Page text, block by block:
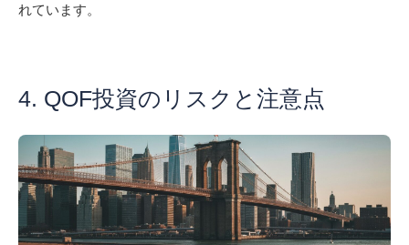
れています。
4. QOF投資のリスクと注意点